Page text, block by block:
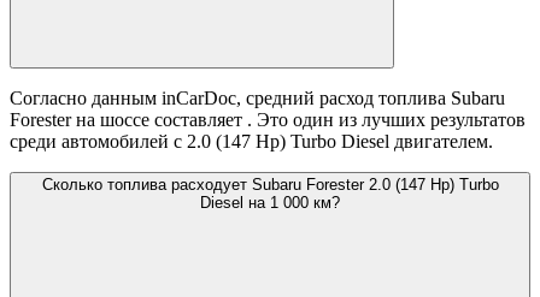
Согласно данным inCarDoc, средний расход топлива Subaru
Forester на шоссе составляет . Это один из лучших результатов
среди автомобилей с 2.0 (147 Hp) Turbo Diesel двигателем.
Сколько топлива расходует Subaru Forester 2.0 (147 Hp) Turbo
Diesel на 1 000 км?